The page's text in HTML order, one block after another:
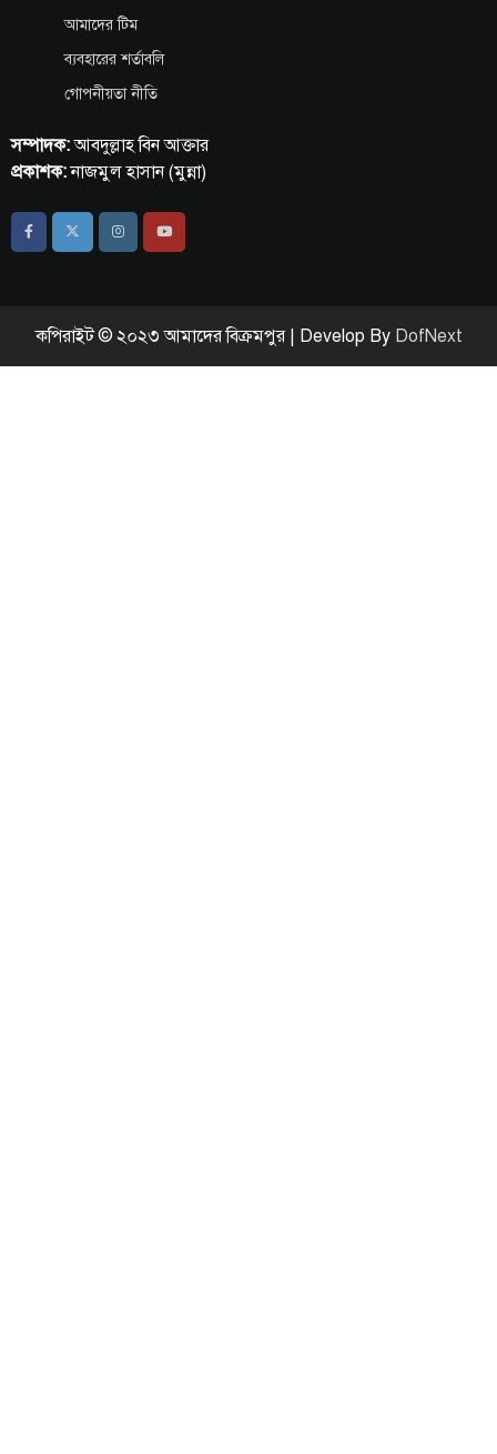
আমাদের টিম
ব্যবহারের শর্তাবলি
গোপনীয়তা নীতি
সম্পাদক:আবদুল্লাহ বিন আক্তার
প্রকাশক:নাজমুল হাসান (মুন্না)
কপিরাইট © ২০২৩ আমাদের বিক্রমপুর | Develop By DofNext